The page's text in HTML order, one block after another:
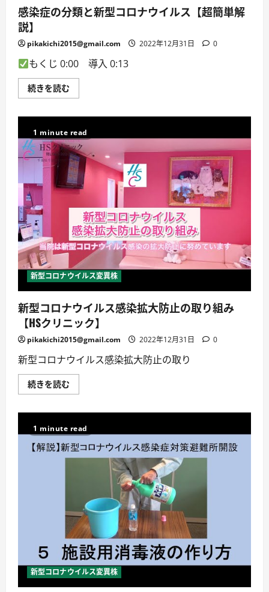
の
ノ
ウ」
つ
い
て
く
む
感染症の分類と新型コロナウイルス【超簡単解
説】
pikakichi2015@gmail.com 2022年12月31日 0
もくじ 0:00 導入 0:13
続きを読む
染
類
と
新
型
コ
ロ
ナ
ウ
イ
ル
【超
簡
単
解
説】
に
つ
い
て
し
く
読
む
1 minute read
新型コロナウイルス変異株
新型コロナウイルス感染拡大防止の取り組み
【HSクリニック】
pikakichi2015@gmail.com 2022年12月31日 0
新型コロナウイルス感染拡大防止の取り
続きを読む
型
ウ
イ
ル
ス
感
の
取
り
組
み
【HS
ク
リ
ニ
ッ
1 minute read
新型コロナウイルス変異株